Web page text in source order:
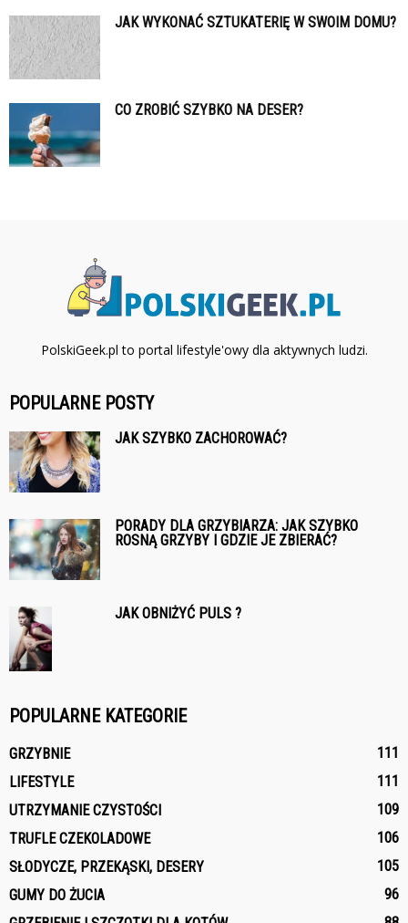
JAK WYKONAĆ SZTUKATERIĘ W SWOIM DOMU?
CO ZROBIĆ SZYBKO NA DESER?
PolskiGeek.pl to portal lifestyle'owy dla aktywnych ludzi.
POPULARNE POSTY
JAK SZYBKO ZACHOROWAĆ?
PORADY DLA GRZYBIARZA: JAK SZYBKO
ROSNĄ GRZYBY I GDZIE JE ZBIERAĆ?
JAK OBNIŻYĆ PULS ?
POPULARNE KATEGORIE
GRZYBNIE
111
LIFESTYLE
111
UTRZYMANIE CZYSTOŚCI
109
TRUFLE CZEKOLADOWE
106
SŁODYCZE, PRZEKĄSKI, DESERY
105
GUMY DO ŻUCIA
96